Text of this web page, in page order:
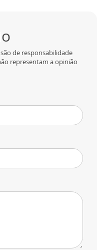
de responsabilidade
representam a opinião